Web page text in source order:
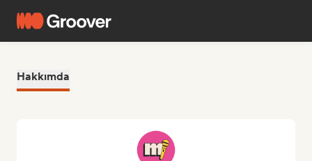
Hakkımda